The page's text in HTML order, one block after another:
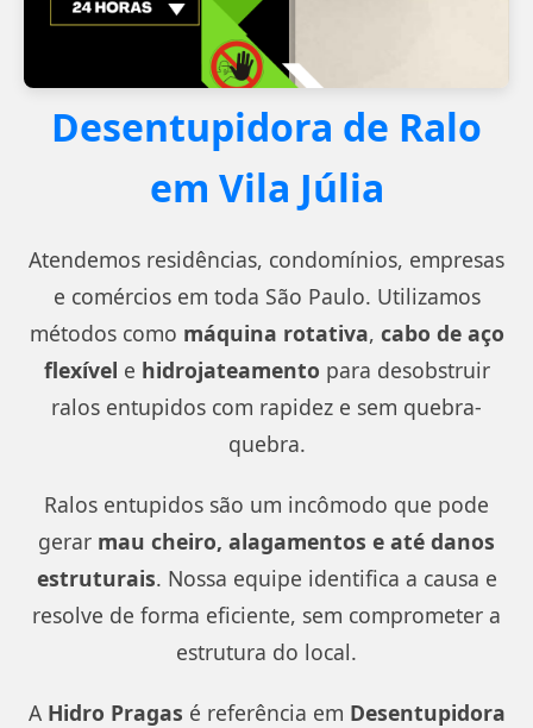
Desentupidora de Ralo
em Vila Júlia
Atendemos residências, condomínios, empresas
e comércios em toda São Paulo. Utilizamos
métodos como máquina rotativa, cabo de aço
flexível e hidrojateamento para desobstruir
ralos entupidos com rapidez e sem quebra-
quebra.
Ralos entupidos são um incômodo que pode
gerar mau cheiro, alagamentos e até danos
estruturais. Nossa equipe identifica a causa e
resolve de forma eficiente, sem comprometer a
estrutura do local.
A Hidro Pragas é referência em Desentupidora